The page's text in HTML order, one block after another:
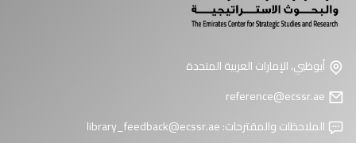
أبوظبي، الإمارات العربية المتحدة
الملاحظات والمقترحات:library_feedback@ecssr.ae